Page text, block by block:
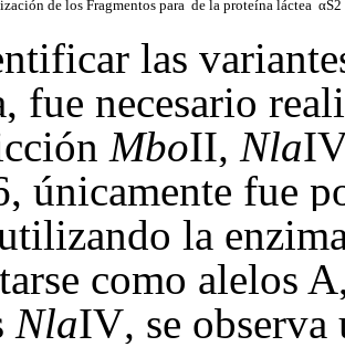
de los Fragmentos para de la proteína láctea αS2
las
fue necesario
MboII, Nla
únicamente fue
la
como alelos
NlaIV, se